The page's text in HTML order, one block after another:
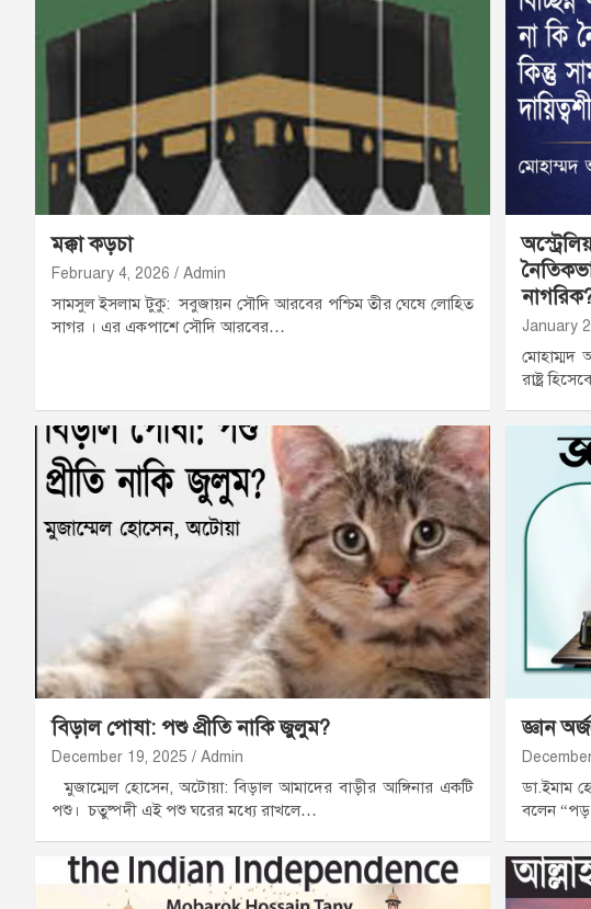
মক্কা কড়চা
February 4, 2026 Admin
সামসুল ইসলাম টুকু: সবুজায়ন সৌদি আরবের পশ্চিম তীর ঘেষে লোহিত
সাগর । এর একপাশে সৌদি আরবের…
January
মোহাম্মদ
রাষ্ট্র
বিড়াল পোষা: পশু প্রীতি নাকি জুলুম?
December 19, 2025 Admin
মুজাম্মেল হোসেন, অটোয়া: বিড়াল আমাদের বাড়ীর আঙ্গিনার একটি
পশু। চতুষ্পদী এই পশু ঘরের মধ্যে রাখলে…
জ্ঞান
ডা.ইমাম
বলেন “পড়